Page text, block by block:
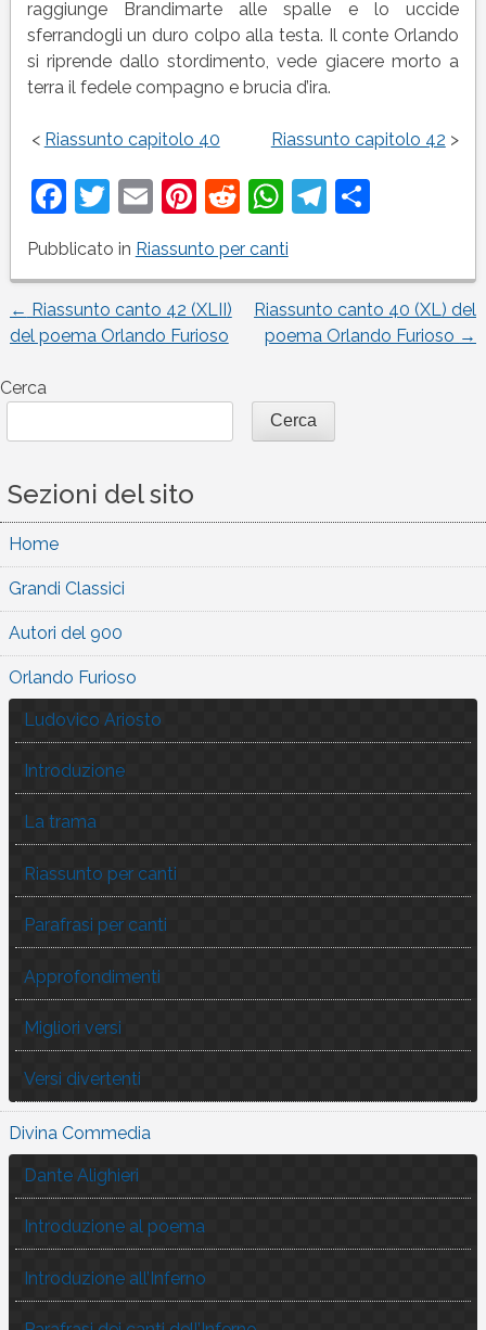
raggiunge Brandimarte alle spalle e lo uccide
sferrandogli un duro colpo alla testa. Il conte Orlando
si riprende dallo stordimento, vede giacere morto a
terra il fedele compagno e brucia d’ira.
< Riassunto capitolo 40 Riassunto capitolo 42 >
Facebook
Twitter
EmailPinterest
Reddit
WhatsApp
Telegram
Pubblicato in Riassunto per canti
Navigazione
articoli
← Riassunto canto 42 (XLII)
del poema Orlando Furioso
Riassunto canto 40 (XL) del
poema Orlando Furioso →
Cerca
Cerca
Sezioni del sito
Home
Grandi Classici
Autori del 900
Orlando Furioso
Ludovico Ariosto
Introduzione
La trama
Riassunto per canti
Parafrasi per canti
Approfondimenti
Migliori versi
Versi divertenti
Divina Commedia
Dante Alighieri
Introduzione al poema
Introduzione all’Inferno